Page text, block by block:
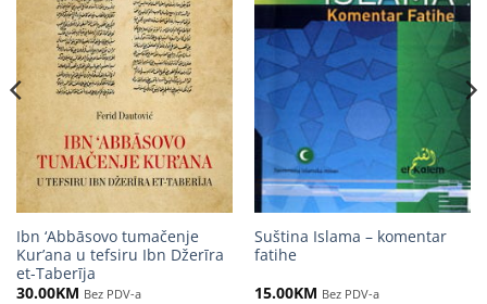
Ibn ‘Abbāsovo tumačenje
Kur’ana u tefsiru Ibn Džerīra
et-Taberīja
30.00KM Bez PDV-a
Suština Islama – komentar
fatihe
15.00KM Bez PDV-a